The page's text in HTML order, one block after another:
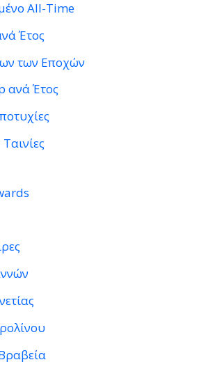
All-Time
Έτος
των Εποχών
ανά Έτος